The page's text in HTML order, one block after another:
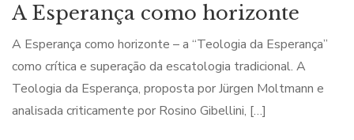
A Esperança como horizonte
A Esperança como horizonte – a “Teologia da Esperança”
como crítica e superação da escatologia tradicional. A
Teologia da Esperança, proposta por Jürgen Moltmann e
analisada criticamente por Rosino Gibellini, […]